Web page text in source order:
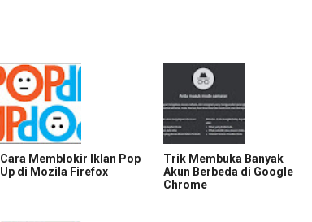
Cara Memblokir Iklan Pop
Up di Mozila Firefox
Trik Membuka Banyak
Akun Berbeda di Google
Chrome